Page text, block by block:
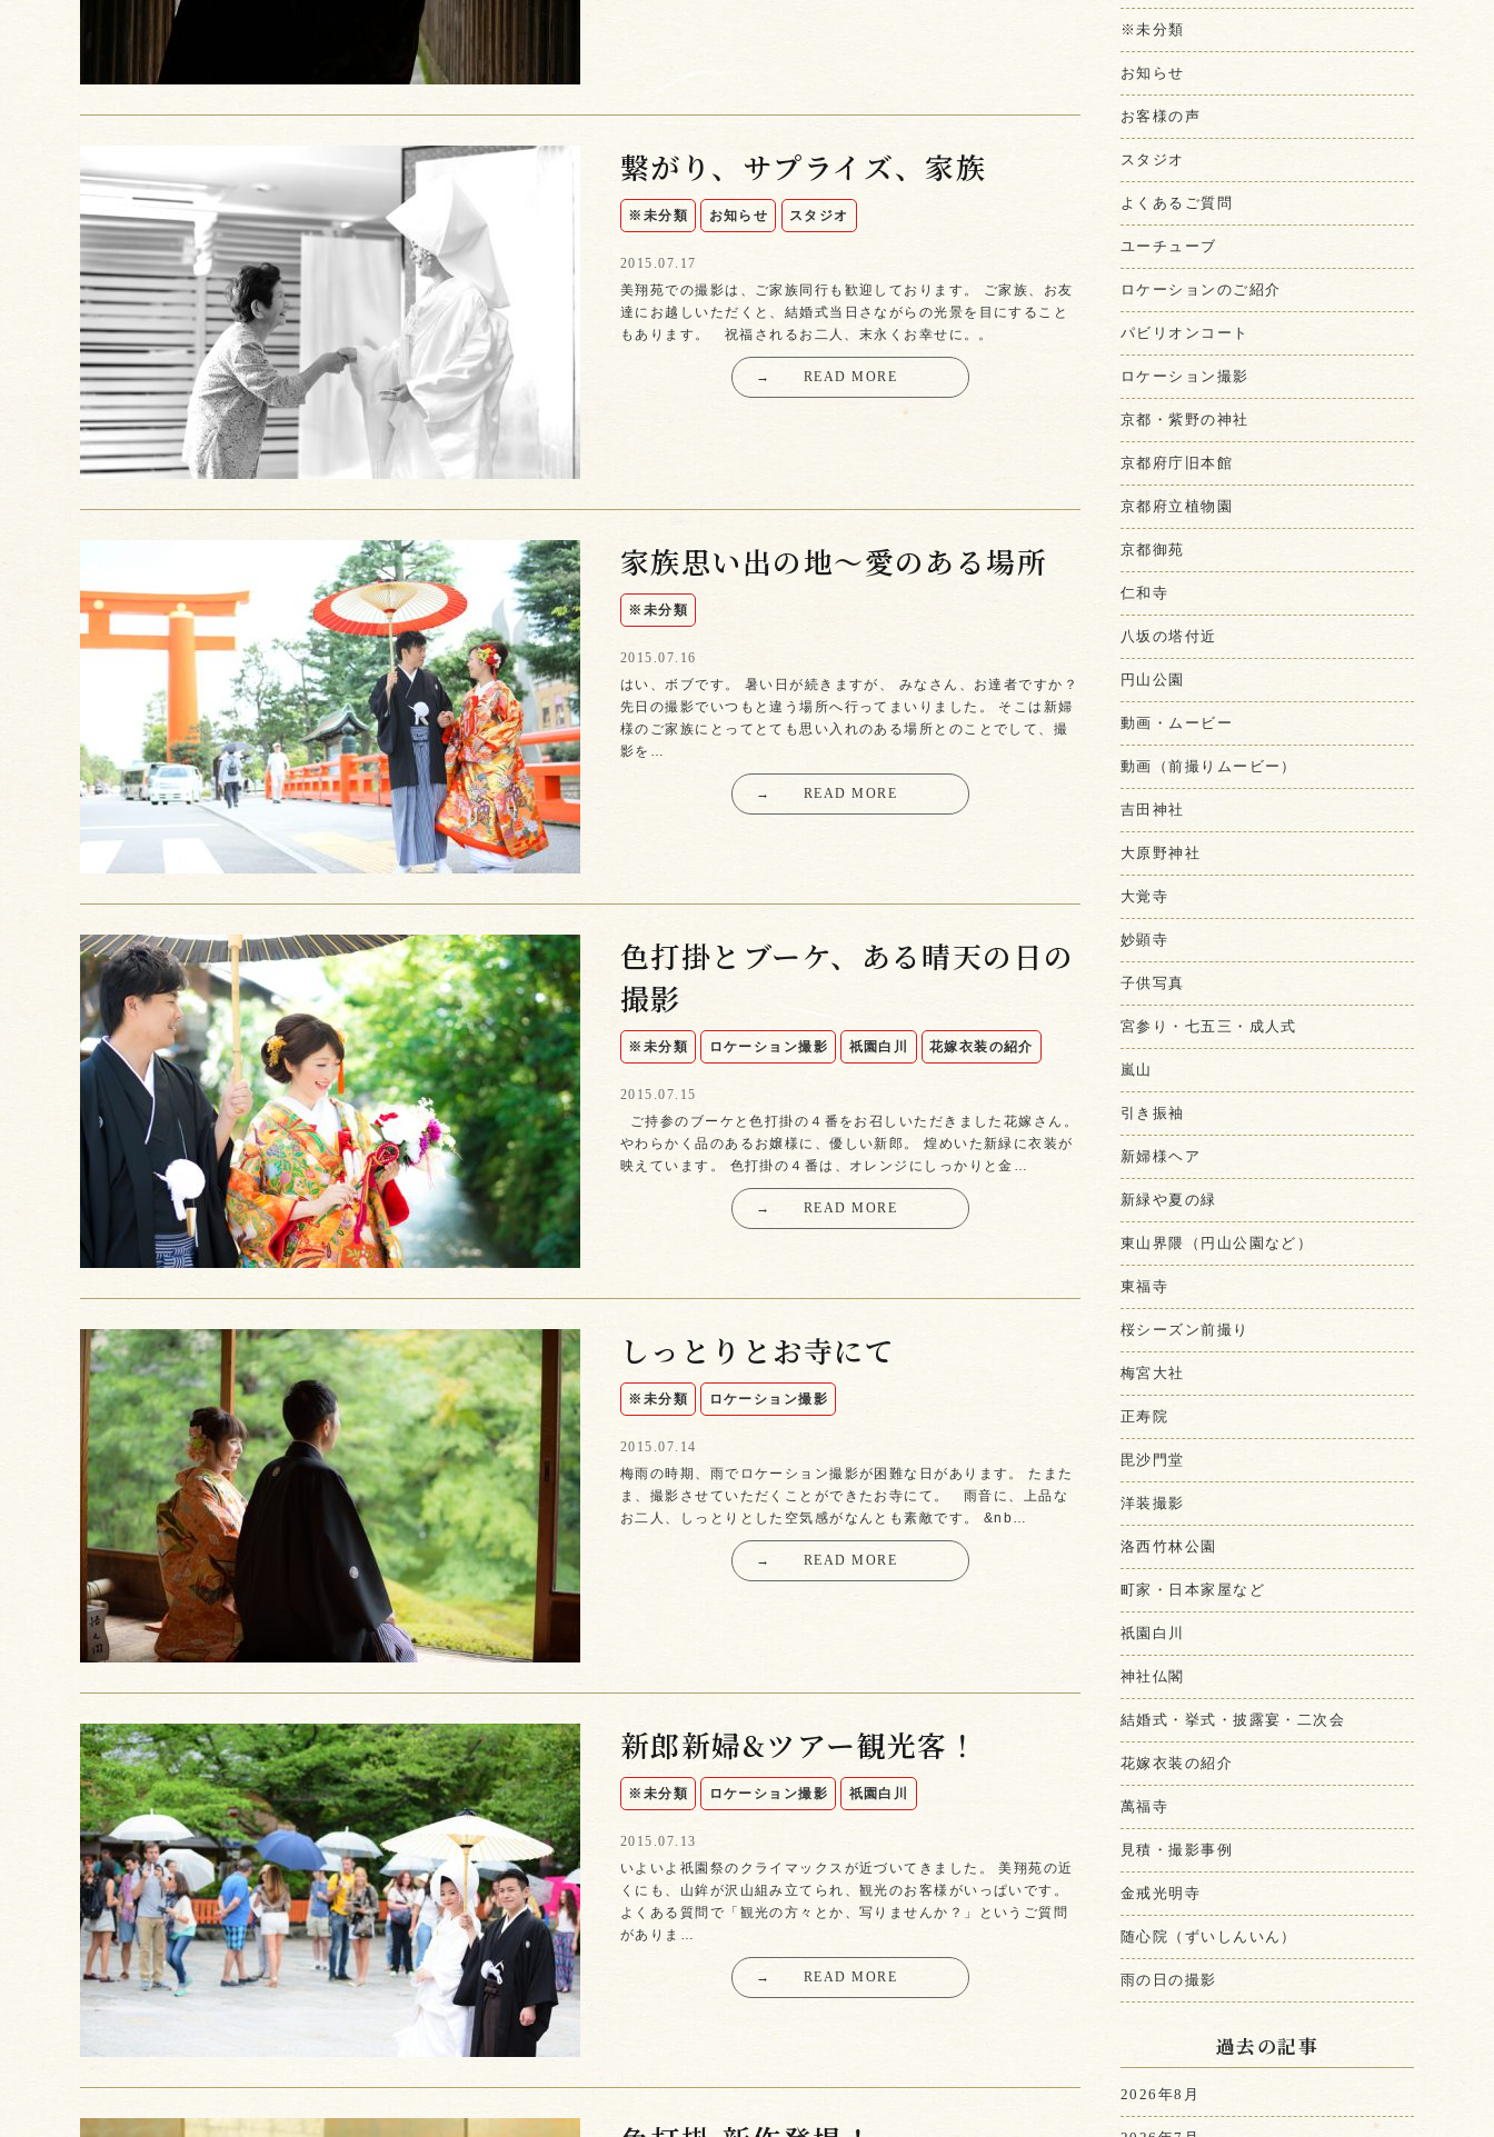
繋がり、サプライズ、家族
※未分類 お知らせ スタジオ
2015.07.17
美翔苑での撮影は、ご家族同行も歓迎しております。 ご家族、お友
達にお越しいただくと、結婚式当日さながらの光景を目にすること
もあります。 祝福されるお二人、末永くお幸せに。。
→ READ MORE
家族思い出の地～愛のある場所
※未分類
2015.07.16
はい、ボブです。 暑い日が続きますが、 みなさん、お達者ですか？
先日の撮影でいつもと違う場所へ行ってまいりました。 そこは新婦
様のご家族にとってとても思い入れのある場所とのことでして、撮
影を…
→ READ MORE
色打掛とブーケ、ある晴天の日の
撮影
※未分類 ロケーション撮影 祇園白川 花嫁衣装の紹介
2015.07.15
ご持参のブーケと色打掛の４番をお召しいただきました花嫁さん。
やわらかく品のあるお嬢様に、優しい新郎。 煌めいた新緑に衣装が
映えています。 色打掛の４番は、オレンジにしっかりと金…
→ READ MORE
しっとりとお寺にて
※未分類 ロケーション撮影
2015.07.14
梅雨の時期、雨でロケーション撮影が困難な日があります。 たまた
ま、撮影させていただくことができたお寺にて。 雨音に、上品な
お二人、しっとりとした空気感がなんとも素敵です。 &nb…
→ READ MORE
新郎新婦&ツアー観光客！
※未分類 ロケーション撮影 祇園白川
2015.07.13
いよいよ祇園祭のクライマックスが近づいてきました。 美翔苑の近
くにも、山鉾が沢山組み立てられ、観光のお客様がいっぱいです。
よくある質問で「観光の方々とか、写りませんか？」というご質問
がありま…
→ READ MORE
※未分類
お知らせ
お客様の声
スタジオ
よくあるご質問
ユーチューブ
ロケーションのご紹介
パビリオンコート
ロケーション撮影
京都・紫野の神社
京都府庁旧本館
京都府立植物園
京都御苑
仁和寺
八坂の塔付近
円山公園
動画・ムービー
動画（前撮りムービー）
吉田神社
大原野神社
大覚寺
妙顕寺
子供写真
宮参り・七五三・成人式
嵐山
引き振袖
新婦様ヘア
新緑や夏の緑
東山界隈（円山公園など）
東福寺
桜シーズン前撮り
梅宮大社
正寿院
毘沙門堂
洋装撮影
洛西竹林公園
町家・日本家屋など
祇園白川
神社仏閣
結婚式・挙式・披露宴・二次会
花嫁衣装の紹介
萬福寺
見積・撮影事例
金戒光明寺
随心院（ずいしんいん）
雨の日の撮影
過去の記事
2026年8月